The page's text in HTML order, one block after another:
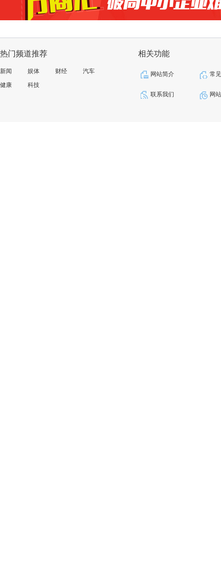
热门频道推荐
新闻 娱体 财经
汽车
健康
科技
相关功能
网站简介 常
联系我们 网